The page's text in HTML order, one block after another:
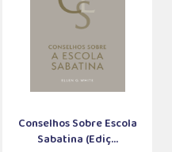
Conselhos Sobre Escola
Sabatina (Ediç...